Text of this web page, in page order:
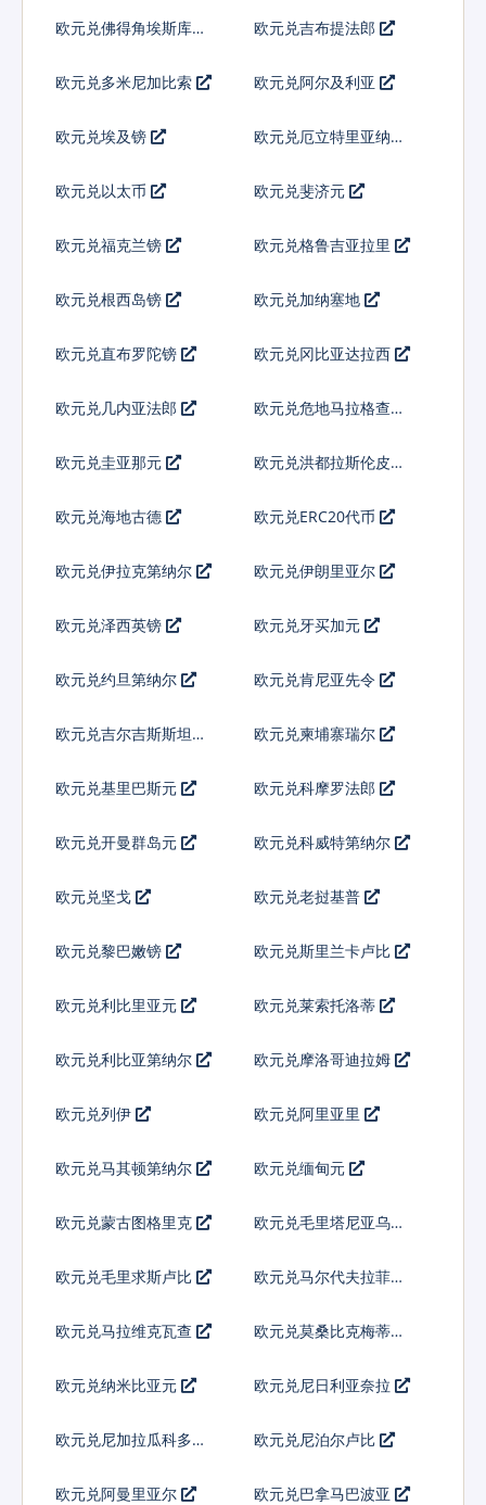
欧元兑佛得角埃斯库多 欧元兑吉布提法郎
欧元兑多米尼加比索 欧元兑阿尔及利亚
欧元兑埃及镑
欧元兑厄立特里亚纳克
欧元兑以太币 欧元兑斐济元
欧元兑福克兰镑 欧元兑格鲁吉亚拉里
欧元兑根西岛镑 欧元兑加纳塞地
欧元兑直布罗陀镑 欧元兑冈比亚达拉西
欧元兑几内亚法郎 欧元兑危地马拉格查尔
欧元兑圭亚那元 欧元兑洪都拉斯伦皮拉
欧元兑海地古德 欧元兑ERC20代币
欧元兑伊拉克第纳尔 欧元兑伊朗里亚尔
欧元兑泽西英镑 欧元兑牙买加元
欧元兑约旦第纳尔 欧元兑肯尼亚先令
欧元兑吉尔吉斯斯坦索
欧元兑柬埔寨瑞尔
欧元兑基里巴斯元 欧元兑科摩罗法郎
欧元兑开曼群岛元 欧元兑科威特第纳尔
欧元兑坚戈 欧元兑老挝基普
欧元兑黎巴嫩镑 欧元兑斯里兰卡卢比
欧元兑利比里亚元 欧元兑莱索托洛蒂
欧元兑利比亚第纳尔 欧元兑摩洛哥迪拉姆
欧元兑列伊 欧元兑阿里亚里
欧元兑马其顿第纳尔 欧元兑缅甸元
欧元兑蒙古图格里克
欧元兑毛里塔尼亚乌吉
欧元兑毛里求斯卢比 欧元兑马尔代夫拉菲亚
欧元兑马拉维克瓦查
欧元兑莫桑比克梅蒂卡
欧元兑纳米比亚元 欧元兑尼日利亚奈拉
欧元兑尼加拉瓜科多巴 欧元兑尼泊尔卢比
欧元兑阿曼里亚尔 欧元兑巴拿马巴波亚